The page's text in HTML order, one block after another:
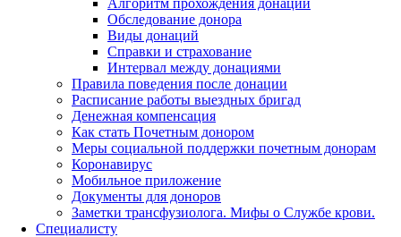
Алгоритм прохождения донации
Обследование донора
Виды донаций
Справки и страхование
Интервал между донациями
Правила поведения после донации
Расписание работы выездных бригад
Денежная компенсация
Как стать Почетным донором
Меры социальной поддержки почетным донорам
Коронавирус
Мобильное приложение
Документы для доноров
Заметки трансфузиолога. Мифы о Службе крови.
Специалисту